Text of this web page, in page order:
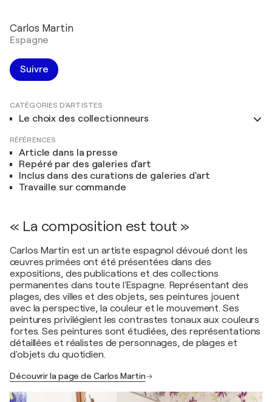
Carlos Martin
Espagne
Suivre
CATÉGORIES D'ARTISTES
Le choix des collectionneurs
RÉFÉRENCES
Article dans la presse
Repéré par des galeries d'art
Inclus dans des curations de galeries d'art
Travaille sur commande
« La composition est tout »
Carlos Martin est un artiste espagnol dévoué dont les
œuvres primées ont été présentées dans des
expositions, des publications et des collections
permanentes dans toute l'Espagne. Représentant des
plages, des villes et des objets, ses peintures jouent
avec la perspective, la couleur et le mouvement. Ses
peintures privilégient les contrastes tonaux aux couleurs
fortes. Ses peintures sont étudiées, des représentations
détaillées et réalistes de personnages, de plages et
d'objets du quotidien.
Découvrir la page de Carlos Martin